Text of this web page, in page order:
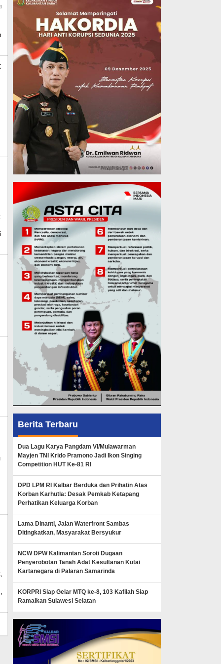
Berita Terbaru
Dua Lagu Karya Pangdam VI/Mulawarman
Mayjen TNI Krido Pramono Jadi Ikon Singing
Competition HUT Ke-81 RI
DPD LPM RI Kalbar Berduka dan Prihatin Atas
Korban Karhutla: Desak Pemkab Ketapang
Perhatikan Keluarga Korban
Lama Dinanti, Jalan Waterfront Sambas
Ditingkatkan, Masyarakat Bersyukur
NCW DPW Kalimantan Soroti Dugaan
Penyerobotan Tanah Adat Kesultanan Kutai
Kartanegara di Palaran Samarinda
KORPRI Siap Gelar MTQ ke-8, 103 Kafilah Siap
Ramaikan Sulawesi Selatan